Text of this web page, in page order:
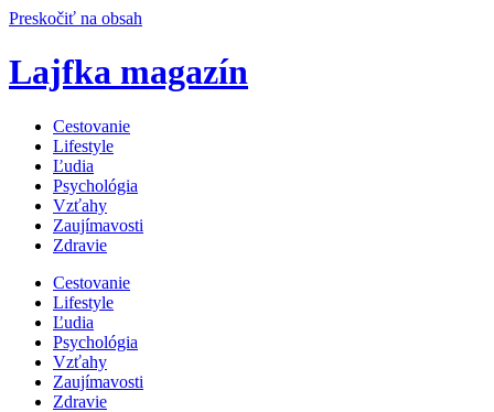
Preskočiť na obsah
Lajfka magazín
Cestovanie
Lifestyle
Ľudia
Psychológia
Vzťahy
Zaujímavosti
Zdravie
Cestovanie
Lifestyle
Ľudia
Psychológia
Vzťahy
Zaujímavosti
Zdravie